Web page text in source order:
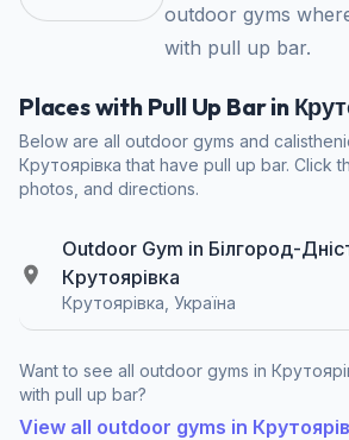
outdoor gyms
with pull up bar.
Places with Pull Up Bar in
Below are all outdoor gyms and
Крутоярівка that have pull up bar. Click
photos, and directions.
Outdoor Gym in Білгород-
Крутоярівка
Крутоярівка, Україна
Want to see all outdoor gyms in
with pull up bar?
View all outdoor gyms in